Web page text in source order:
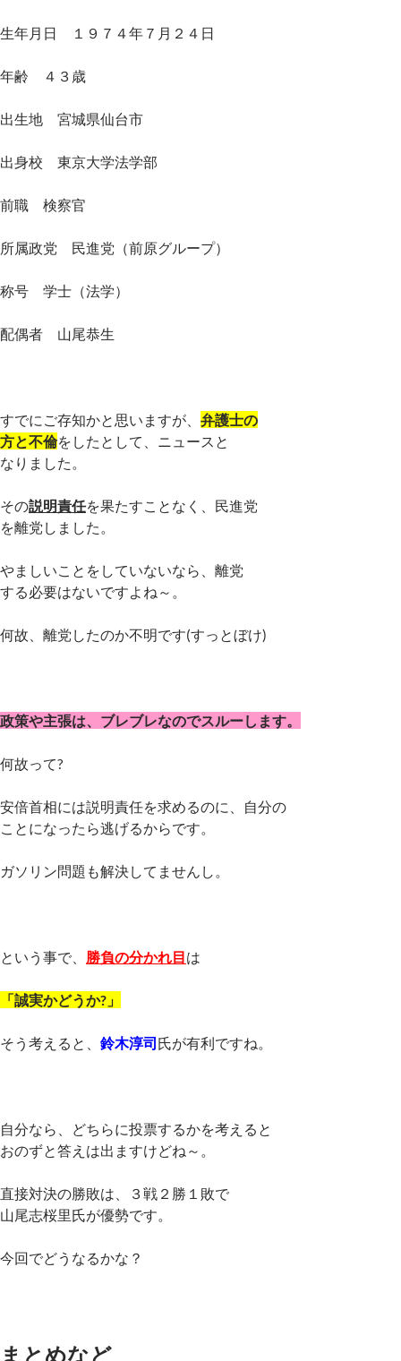
生年月日 １９７４年７月２４日
年齢 ４３歳
出生地 宮城県仙台市
出身校 東京大学法学部
前職 検察官
所属政党 民進党（前原グループ）
称号 学士（法学）
配偶者 山尾恭生
すでにご存知かと思いますが、 弁護士の
方と不倫をしたとして、ニュースと
なりました。
その説明責任を果たすことなく、民進党
を離党しました。
やましいことをしていないなら、離党
する必要はないですよね～。
何故、離党したのか不明です(すっとぼけ)
政策や主張は、ブレブレなのでスルーします。
何故って?
安倍首相には説明責任を求めるのに、自分の
ことになったら逃げるからです。
ガソリン問題も解決してませんし。
という事で、 勝負の分かれ目は
「誠実かどうか?」
そう考えると、 鈴木淳司氏が有利ですね。
自分なら、どちらに投票するかを考えると
おのずと答えは出ますけどね～。
直接対決の勝敗は、３戦２勝１敗で
山尾志桜里氏が優勢です。
今回でどうなるかな？
まとめなど